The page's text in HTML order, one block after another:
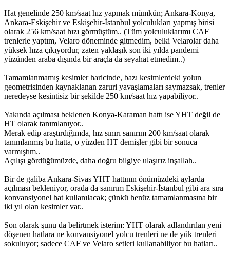
Hat genelinde 250 km/saat hız yapmak mümkün; Ankara-Konya,
Ankara-Eskişehir ve Eskişehir-İstanbul yolculukları yapmış birisi
olarak 256 km/saat hızı görmüştüm.. (Tüm yolculuklarımı CAF
trenlerle yaptım, Velaro döneminde gitmedim, belki Velarolar daha
yüksek hıza çıkıyordur, zaten yaklaşık son iki yılda pandemi
yüzünden araba dışında bir araçla da seyahat etmedim..)
Tamamlanmamış kesimler haricinde, bazı kesimlerdeki yolun
geometrisinden kaynaklanan zaruri yavaşlamaları saymazsak, trenler
neredeyse kesintisiz bir şekilde 250 km/saat hız yapabiliyor..
Yakında açılması beklenen Konya-Karaman hattı ise YHT değil de
HT olarak tanımlanıyor..
Merak edip araştırdığımda, hız sınırı sanırım 200 km/saat olarak
tanımlanmış bu hatta, o yüzden HT demişler gibi bir sonuca
varmıştım..
Açılışı gördüğümüzde, daha doğru bilgiye ulaşırız inşallah..
Bir de galiba Ankara-Sivas YHT hattının önümüzdeki aylarda
açılması bekleniyor, orada da sanırım Eskişehir-İstanbul gibi ara sıra
konvansiyonel hat kullanılacak; çünkü henüz tamamlanmasına bir
iki yıl olan kesimler var..
Son olarak şunu da belirtmek isterim: YHT olarak adlandırılan yeni
döşenen hatlara ne konvansiyonel yolcu trenleri ne de yük trenleri
sokuluyor; sadece CAF ve Velaro setleri kullanabiliyor bu hatları..